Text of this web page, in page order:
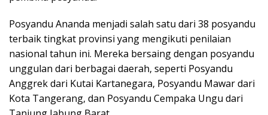
Posyandu Ananda menjadi salah satu dari 38 posyandu
terbaik tingkat provinsi yang mengikuti penilaian
nasional tahun ini. Mereka bersaing dengan posyandu
unggulan dari berbagai daerah, seperti Posyandu
Anggrek dari Kutai Kartanegara, Posyandu Mawar dari
Kota Tangerang, dan Posyandu Cempaka Ungu dari